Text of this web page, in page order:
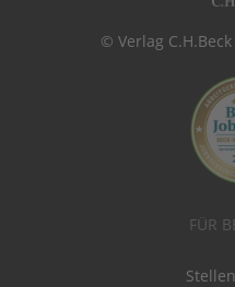
© Verlag
FÜR